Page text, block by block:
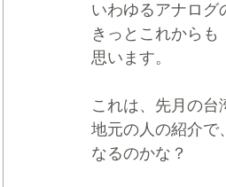
いわゆるアナログ
きっとこれからも
思います。
これは、先月の台
地元の人の紹介で
なるのかな？